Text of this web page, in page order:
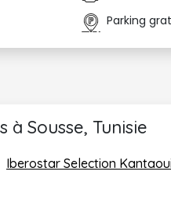
Parking
Sousse, Tunisie
Iberostar Selection